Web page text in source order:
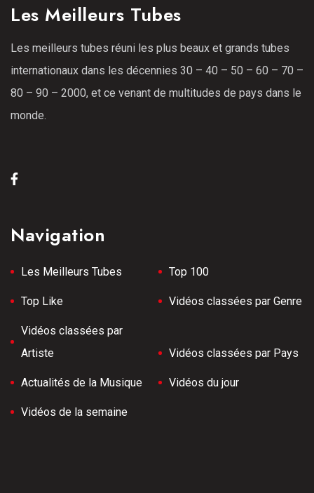
Les Meilleurs Tubes
Les meilleurs tubes réuni les plus beaux et grands tubes
internationaux dans les décennies 30 – 40 – 50 – 60 – 70 –
80 – 90 – 2000, et ce venant de multitudes de pays dans le
monde.
Navigation
Les Meilleurs Tubes Top 100
Top Like Vidéos classées par Genre
Vidéos classées par
Artiste
Vidéos classées par Pays
Actualités de la Musique Vidéos du jour
Vidéos de la semaine